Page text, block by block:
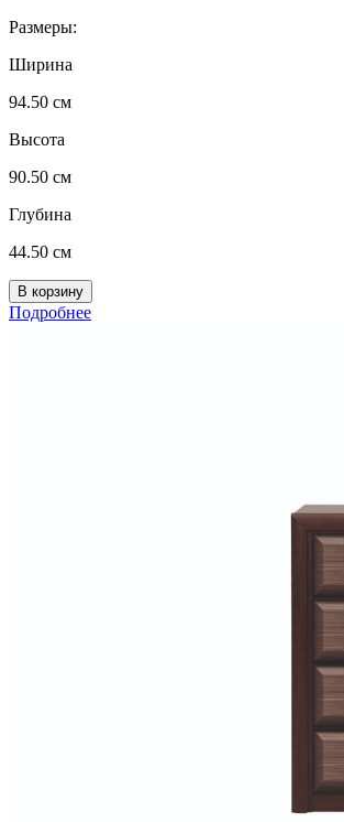
Размеры:
Ширина
94.50 см
Высота
90.50 см
Глубина
44.50 см
Подробнее